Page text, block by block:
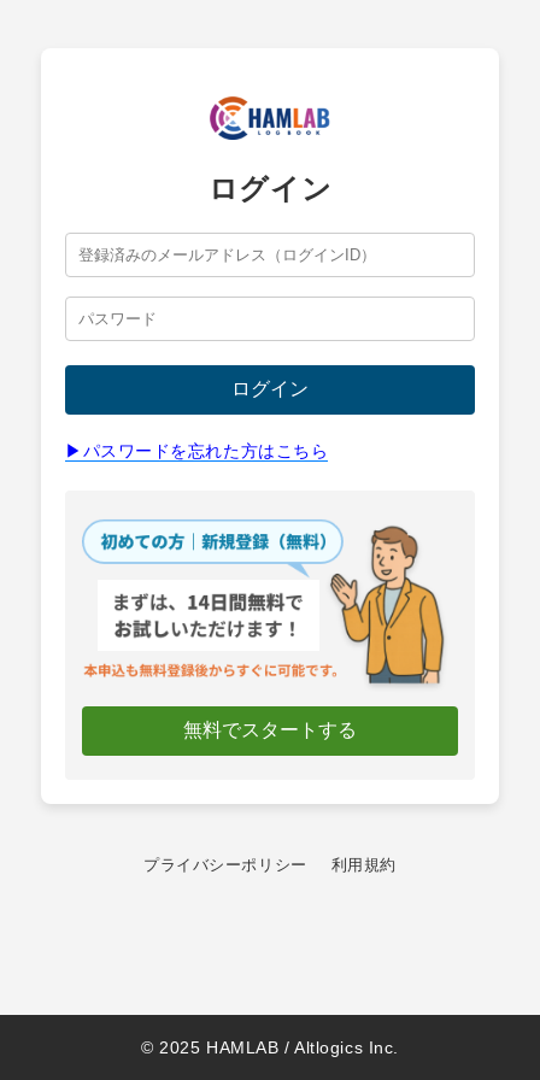
ログイン
ログイン
▶︎パスワードを忘れた方はこちら
無料でスタートする
プライバシーポリシー 利用規約
© 2025 HAMLAB / Altlogics Inc.